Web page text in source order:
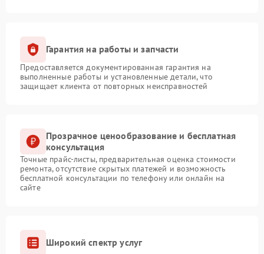
Гарантия на работы и запчасти
Предоставляется документированная гарантия на
выполненные работы и установленные детали, что
защищает клиента от повторных неисправностей
Прозрачное ценообразование и бесплатная
консультация
Точные прайс-листы, предварительная оценка стоимости
ремонта, отсутствие скрытых платежей и возможность
бесплатной консультации по телефону или онлайн на
сайте
Широкий спектр услуг